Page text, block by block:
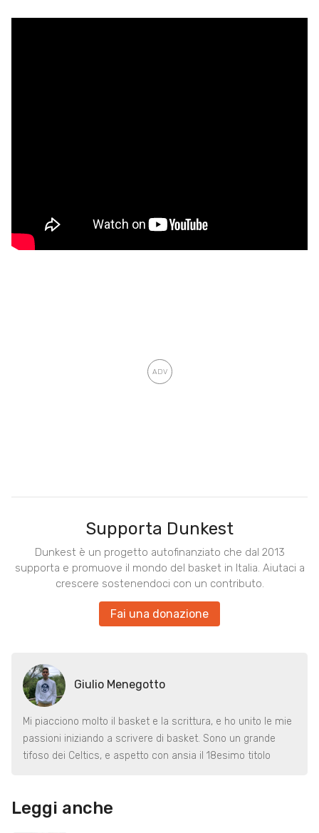
Supporta Dunkest
Dunkest è un progetto autofinanziato che dal 2013
supporta e promuove il mondo del basket in Italia. Aiutaci a
crescere sostenendoci con un contributo.
Fai una donazione
Giulio Menegotto
Mi piacciono molto il basket e la scrittura, e ho unito le mie
passioni iniziando a scrivere di basket. Sono un grande
tifoso dei Celtics, e aspetto con ansia il 18esimo titolo
Leggi anche